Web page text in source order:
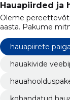
Hauapiirded ja
Oleme
aasta. Pakume
teistel Eestimaa
hauapiirete
hauakivide